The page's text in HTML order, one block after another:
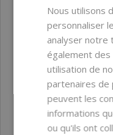
Nous utilisons
personnaliser
analyser notre
également
utilisation de
partenaires de
peuvent les
informations
ou qu'ils ont